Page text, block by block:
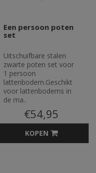
Een persoon poten
set
Uitschuifbare stalen
zwarte poten set voor
1 persoon
lattenbodem.Geschikt
voor lattenbodems in
de ma..
€54,95
KOPEN